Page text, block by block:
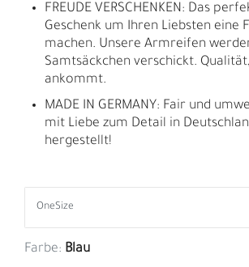
FREUDE VERSCHENKEN: Das
Geschenk um Ihren Liebsten eine
machen. Unsere Armreifen
Samtsäckchen verschickt.
ankommt.
MADE IN GERMANY: Fair und
mit Liebe zum Detail in
hergestellt!
Farbe: Blau